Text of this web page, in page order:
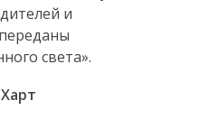
и
света».